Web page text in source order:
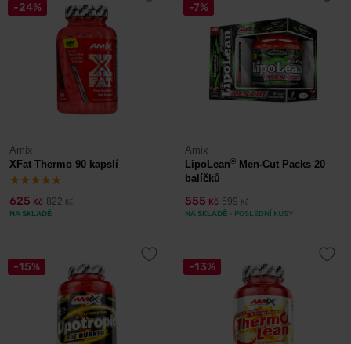
-24%
Amix
XFat Thermo 90 kapslí
625 Kč 822Kč
NA SKLADĚ
-7%
Amix
LipoLean® Men-Cut Packs 20
balíčků
555 Kč 599Kč
NA SKLADĚ - POSLEDNÍ KUSY
-15% -13%